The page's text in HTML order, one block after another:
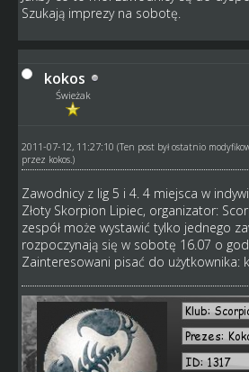
Szukają imprezy na sobotę.
kokos
Świeżak
2011-07-12, 11:27:10 (Ten post był ostatnio
przez kokos.)
Zawodnicy z lig 5 i 4. 4 miejsca w
Złoty Skorpion Lipiec, organizator:
zespół może wystawić tylko jednego
rozpoczynają się w sobotę 16.07 o
Zainteresowani pisać do użytkownika: